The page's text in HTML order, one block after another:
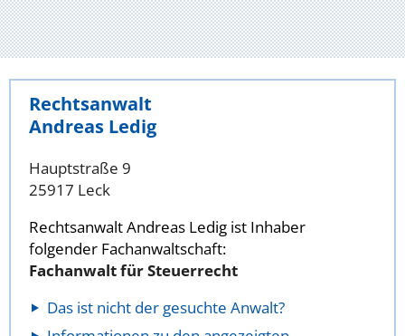
Rechtsanwalt
Andreas Ledig
Hauptstraße 9
25917 Leck
Rechtsanwalt Andreas Ledig ist Inhaber
folgender Fachanwaltschaft:
Fachanwalt für Steuerrecht
Das ist nicht der gesuchte Anwalt?